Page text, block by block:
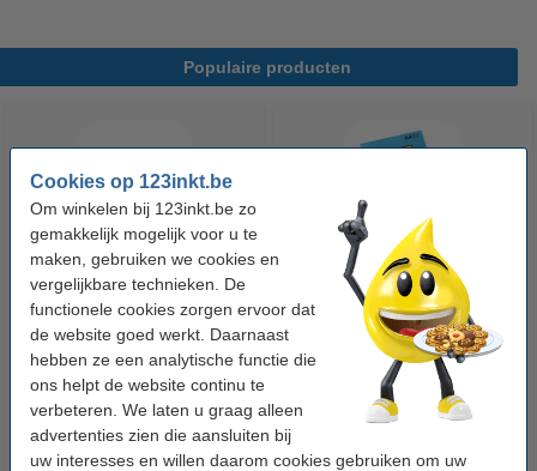
Cookies op 123inkt.be
Om winkelen bij 123inkt.be zo
gemakkelijk mogelijk voor u te
maken, gebruiken we cookies en
vergelijkbare technieken. De
functionele cookies zorgen ervoor dat
de website goed werkt. Daarnaast
hebben ze een analytische functie die
ons helpt de website continu te
verbeteren. We laten u graag alleen
advertenties zien die aansluiten bij
uw interesses en willen daarom cookies gebruiken om uw
Populaire producten
123accu Xtreme Power MN1500
Penlite AA batterij 24 stuks
€ 14,95 Incl. 21% btw
123inkt kopieerpapier 1 pak van
500 vellen A4 - 80 g/m²
€ 7,25 Incl. 21% btw